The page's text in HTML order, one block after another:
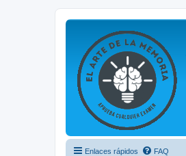
Enlaces rápidos FAQ